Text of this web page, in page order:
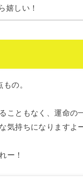
嬉しい！
もの。
こともなく、運命の
気持ちになりますよ
ー！